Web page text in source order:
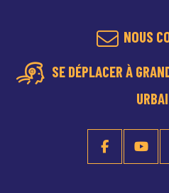
NOUS
SE DÉPLACER À